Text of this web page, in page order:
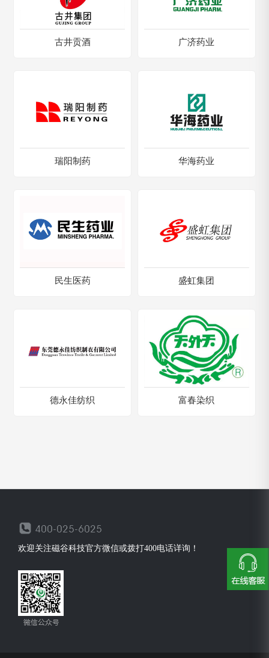
古井贡酒 广济药业
瑞阳制药 华海药业
民生医药 盛虹集团
德永佳纺织 富春染织
欢迎关注磁谷科技官方微信或拨打400电话详询！